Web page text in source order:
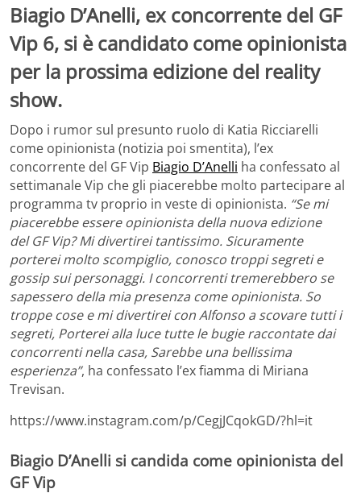
Biagio D’Anelli, ex concorrente del GF
Vip 6, si è candidato come opinionista
per la prossima edizione del reality
show.
Dopo i rumor sul presunto ruolo di Katia Ricciarelli
come opinionista (notizia poi smentita), l’ex
concorrente del GF Vip Biagio D’Anelli ha confessato al
settimanale Vip che gli piacerebbe molto partecipare al
programma tv proprio in veste di opinionista. “Se mi
piacerebbe essere opinionista della nuova edizione
del GF Vip? Mi divertirei tantissimo. Sicuramente
porterei molto scompiglio, conosco troppi segreti e
gossip sui personaggi. I concorrenti tremerebbero se
sapessero della mia presenza come opinionista. So
troppe cose e mi divertirei con Alfonso a scovare tutti i
segreti, Porterei alla luce tutte le bugie raccontate dai
concorrenti nella casa, Sarebbe una bellissima
esperienza”, ha confessato l’ex fiamma di Miriana
Trevisan.
https://www.instagram.com/p/CegjJCqokGD/?hl=it
Biagio D’Anelli si candida come opinionista del
GF Vip